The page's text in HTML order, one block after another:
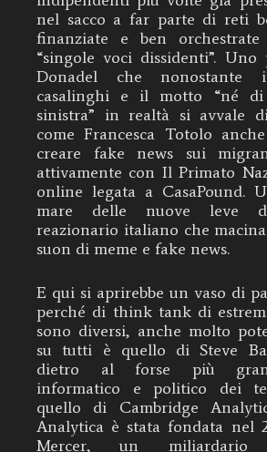
nel sacco a far parte di reti
finanziate e ben
“singole voci dissidenti”.
Donadel che
casalinghi e il motto “né
sinistra” in realtà si avvale
come Francesca Totolo
creare fake news sui
attivamente con Il Primato
online legata a CasaPound.
mare delle nuove leve
reazionario italiano che
suon di meme e fake news.
E qui si aprirebbe un vaso di
perché di think tank di
sono diversi, anche molto
su tutti è quello di Steve
dietro al forse più
informatico e politico dei
quello di Cambridge
Analytica è stata fondata nel
Mercer, un miliardario